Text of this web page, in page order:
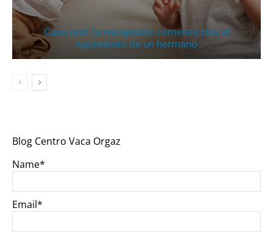
Caso real: la encopresis comenzó tras el
nacimiento de un hermano
Blog Centro Vaca Orgaz
Name*
Email*